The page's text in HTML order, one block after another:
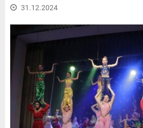
31.12.2024